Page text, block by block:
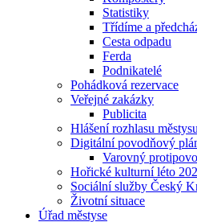
Statistiky
Třídíme a
Cesta odpadu
Ferda
Podnikatelé
Pohádková rezervace
Veřejné zakázky
Publicita
Hlášení rozhlasu městysu
Digitální povodňový
Varovný
Hořické kulturní léto
Sociální služby Český
Životní situace
Úřad městyse